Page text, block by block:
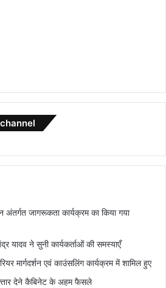
जागरूकता कार्यक्रम का किया गया
यादव ने सुनी कार्यकर्ताओं की समस्याएँ
मार्गदर्शन एवं काउंसलिंग कार्यक्रम में शामिल हुए
देने कैबिनेट के अहम फैसले